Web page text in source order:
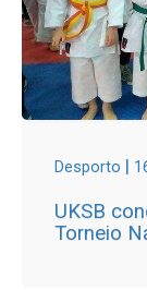
Desporto |
UKSB
Torneio